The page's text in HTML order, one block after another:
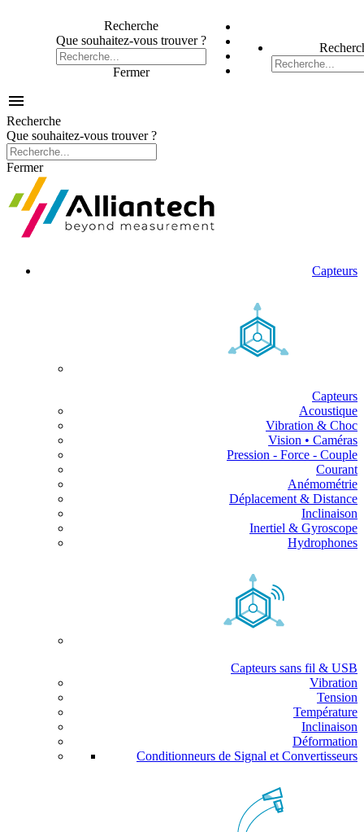
Recherche
Que souhaitez-vous trouver ?
Fermer

Recherche
Que souhaitez-vous trouver ?
Fermer
Capteurs
Capteurs
Acoustique
Vibration & Choc
Vision • Caméras
Pression - Force - Couple
Courant
Anémométrie
Déplacement & Distance
Inclinaison
Inertiel & Gyroscope
Hydrophones
Capteurs sans fil & USB
Vibration
Tension
Température
Inclinaison
Déformation
Conditionneurs de Signal et Convertisseurs